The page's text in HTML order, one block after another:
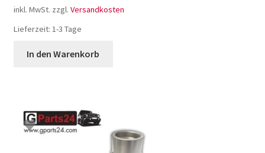
inkl. MwSt. zzgl. Versandkosten
Lieferzeit: 1-3 Tage
In den Warenkorb